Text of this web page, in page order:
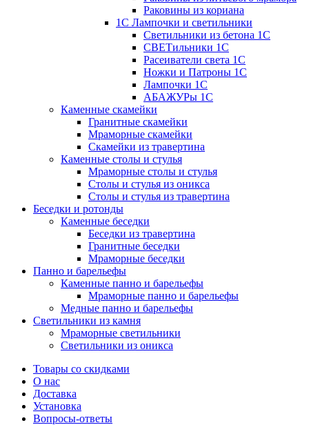
Раковины из кориана
1С Лампочки и светильники
Светильники из бетона 1С
СВЕТильники 1С
Расеиватели света 1С
Ножки и Патроны 1С
Лампочки 1С
АБАЖУРы 1С
Каменные скамейки
Гранитные скамейки
Мраморные скамейки
Скамейки из травертина
Каменные столы и стулья
Мраморные столы и стулья
Столы и стулья из оникса
Столы и стулья из травертина
Беседки и ротонды
Каменные беседки
Беседки из травертина
Гранитные беседки
Мраморные беседки
Панно и барельефы
Каменные панно и барельефы
Мраморные панно и барельефы
Медные панно и барельефы
Светильники из камня
Мраморные светильники
Светильники из оникса
Товары со скидками
О нас
Доставка
Установка
Вопросы-ответы